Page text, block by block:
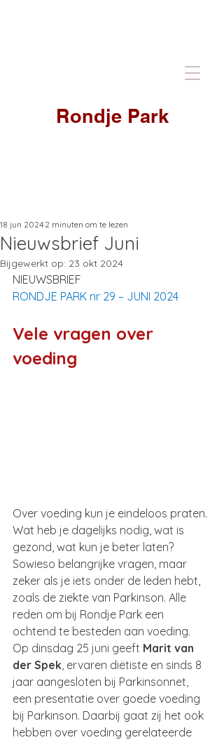
Rondje Park
Nieuwsbrief Juni
18 jun 2024 2 minuten om te lezen
Bijgewerkt op: 23 okt 2024
NIEUWSBRIEF
RONDJE PARK nr 29 – JUNI 2024
Vele vragen over
voeding
Over voeding kun je eindeloos praten.
Wat heb je dagelijks nodig, wat is
gezond, wat kun je beter laten?
Sowieso belangrijke vragen, maar
zeker als je iets onder de leden hebt,
zoals de ziekte van Parkinson. Alle
reden om bij Rondje Park een
ochtend te besteden aan voeding.
Op dinsdag 25 juni geeft Marit van
der Spek, ervaren diëtiste en sinds 8
jaar aangesloten bij Parkinsonnet,
een presentatie over goede voeding
bij Parkinson. Daarbij gaat zij het ook
hebben over voeding gerelateerde